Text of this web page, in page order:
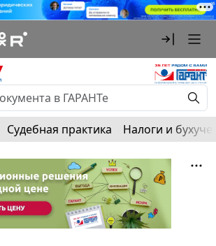
Судебная практика Налоги и